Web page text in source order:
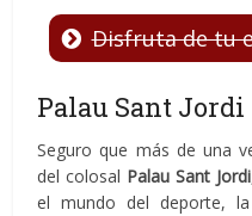
Disfruta de tu
Palau Sant Jordi
Seguro que más de una
del colosal Palau Sant Jordi
el mundo del deporte,